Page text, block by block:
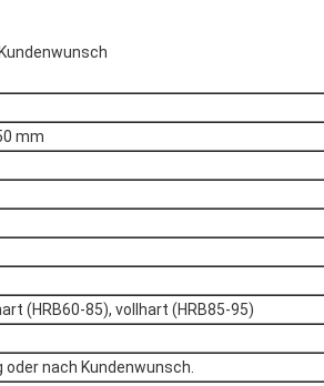
mm
(HRB60-85), vollhart (HRB85-95)
nach Kundenwunsch.